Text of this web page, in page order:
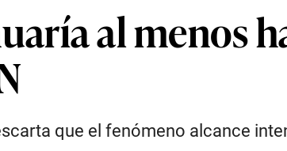
al menos
que el fenómeno alcance